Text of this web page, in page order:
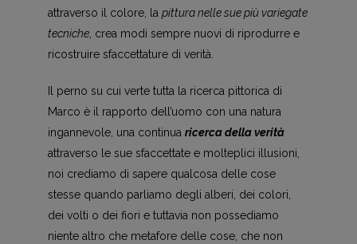
attraverso il colore, la pittura nelle sue più variegate
tecniche, crea modi sempre nuovi di riprodurre e
ricostruire sfaccettature di verità.
Il perno su cui verte tutta la ricerca pittorica di
Marco è il rapporto dell’uomo con una natura
ingannevole, una continua ricerca della verità
attraverso le sue sfaccettate e molteplici illusioni,
noi crediamo di sapere qualcosa delle cose
stesse quando parliamo degli alberi, dei colori,
dei volti o dei fiori e tuttavia non possediamo
niente altro che metafore delle cose, che non